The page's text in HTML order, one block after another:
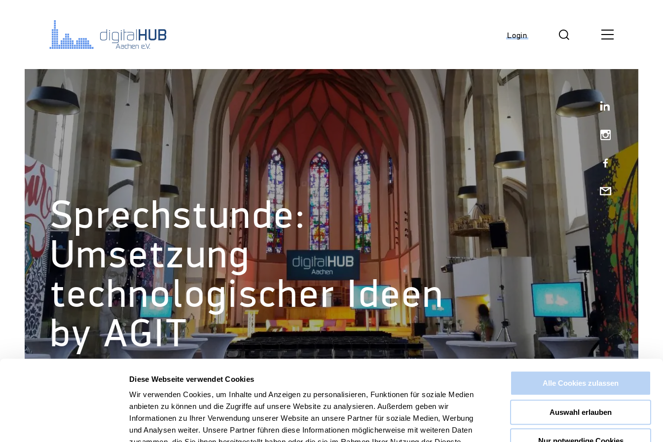
Diese Webseite verwendet Cookies
Wir verwenden Cookies, um Inhalte und Anzeigen zu personalisieren, Funktionen für soziale Medien
anbieten zu können und die Zugriffe auf unsere Website zu analysieren. Außerdem geben wir
Informationen zu Ihrer Verwendung unserer Website an unsere Partner für soziale Medien, Werbung
und Analysen weiter. Unsere Partner führen diese Informationen möglicherweise mit weiteren Daten
Alle Cookies zulassen
Auswahl erlauben
Login
Sprechstunde:
Umsetzung
technologischer Ideen
by AGIT
« Alle Veranstaltungen